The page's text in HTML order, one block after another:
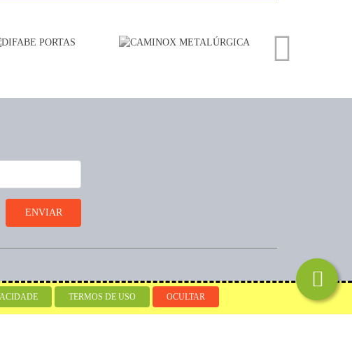
Desenvolvido por
TERMOS DE USO OCULTAR